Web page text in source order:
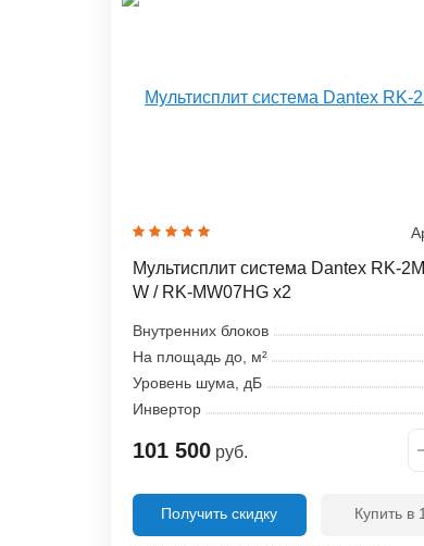
Мультисплит система Dantex RK-
W / RK-MW07HG x2
Внутренних блоков
На площадь до, м²
Уровень шума, дБ
Инвертор
101 500 руб.
Получить скидку Купить в